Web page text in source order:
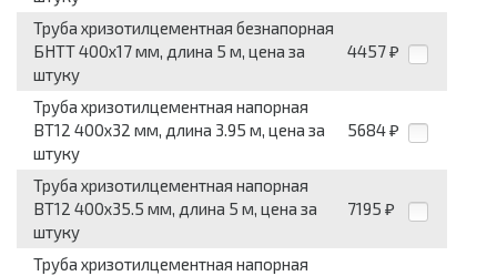
Труба хризотилцементная безнапорная
БНТТ 400x17 мм, длина 5 м, цена за
штуку
4457 ₽
Труба хризотилцементная напорная
ВТ12 400x32 мм, длина 3.95 м, цена за
штуку
5684 ₽
Труба хризотилцементная напорная
ВТ12 400x35.5 мм, длина 5 м, цена за
штуку
7195 ₽
Труба хризотилцементная напорная